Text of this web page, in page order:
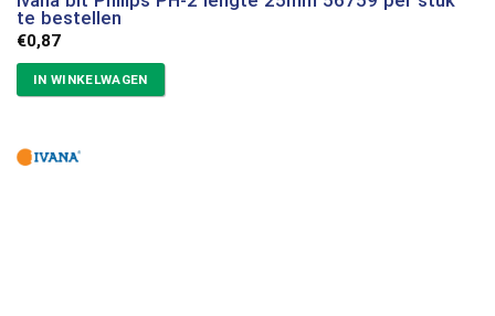
te bestellen
€0,87
IN WINKELWAGEN